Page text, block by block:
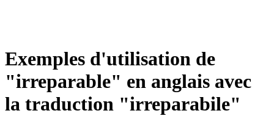
Exemples d'utilisation de
"irreparable" en anglais avec
la traduction "irreparabile"